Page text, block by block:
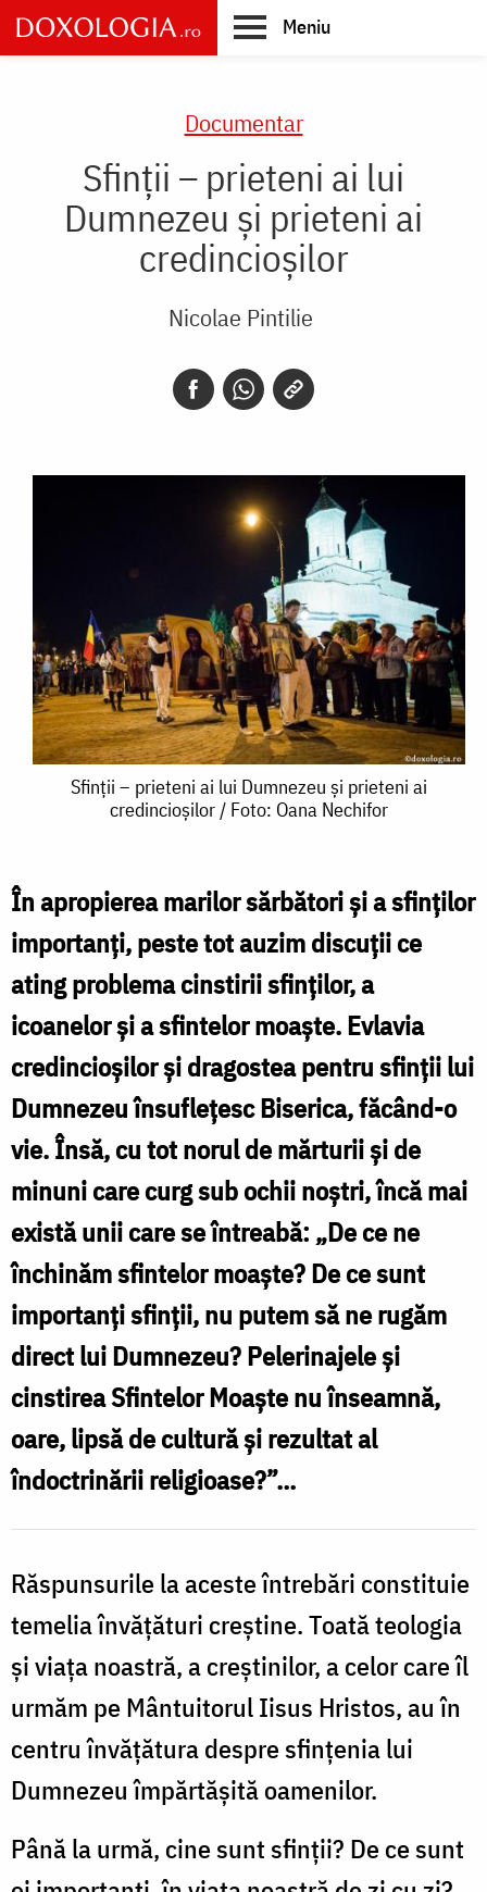
Skip
to
main
Meniu
Documentar
Sfinții – prieteni ai lui
Dumnezeu și prieteni ai
credincioșilor
Nicolae Pintilie
Sfinții
ai
lui
Dumnezeu
prieteni
credincioșilor
/
Foto:
Oana
Nechifor
Sfinții – prieteni ai lui Dumnezeu și prieteni ai
credincioșilor / Foto: Oana Nechifor
În apropierea marilor sărbători şi a sfinţilor
importanţi, peste tot auzim discuţii ce
ating problema cinstirii sfinţilor, a
icoanelor şi a sfintelor moaşte. Evlavia
credincioşilor şi dragostea pentru sfinţii lui
Dumnezeu însufleţesc Biserica, făcând-o
vie. Însă, cu tot norul de mărturii şi de
minuni care curg sub ochii noştri, încă mai
există unii care se întreabă: „De ce ne
închinăm sfintelor moaşte? De ce sunt
importanți sfinții, nu putem să ne rugăm
direct lui Dumnezeu? Pelerinajele şi
cinstirea Sfintelor Moaşte nu înseamnă,
oare, lipsă de cultură şi rezultat al
îndoctrinării religioase?”…
Răspunsurile la aceste întrebări constituie
temelia învăţături creştine. Toată teologia
şi viaţa noastră, a creştinilor, a celor care îl
urmăm pe Mântuitorul Iisus Hristos, au în
centru învăţătura despre sfinţenia lui
Dumnezeu împărtăşită oamenilor.
Până la urmă, cine sunt sfinţii? De ce sunt